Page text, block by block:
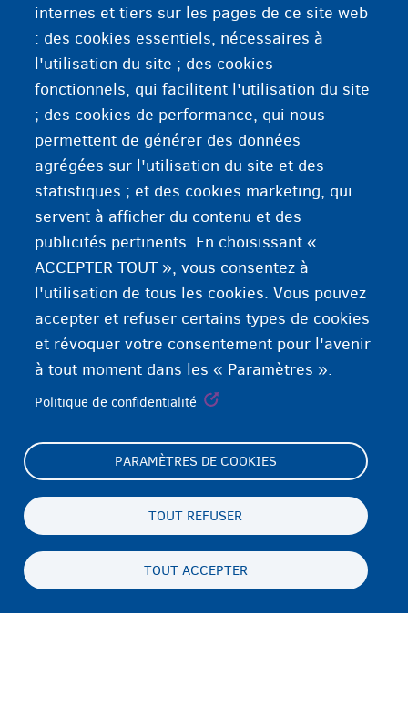
Apprendre à nager
Participation à des activités
internes et tiers sur les pages de ce site web
: des cookies essentiels, nécessaires à
l'utilisation du site ; des cookies
fonctionnels, qui facilitent l'utilisation du site
; des cookies de performance, qui nous
permettent de générer des données
agrégées sur l'utilisation du site et des
statistiques ; et des cookies marketing, qui
servent à afficher du contenu et des
publicités pertinents. En choisissant «
ACCEPTER TOUT », vous consentez à
l'utilisation de tous les cookies. Vous pouvez
accepter et refuser certains types de cookies
et révoquer votre consentement pour l'avenir
à tout moment dans les « Paramètres ».
Politique de confidentialité
PARAMÈTRES DE COOKIES
TOUT REFUSER
TOUT ACCEPTER
Footer
(menu)
Paramètres de cookies
Déclaration relative aux cookies
Vie privée & mentions légales
FR
Persistent
menu